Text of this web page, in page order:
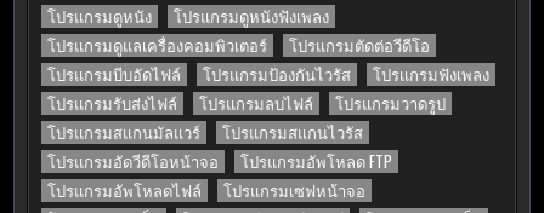
โปรแกรมดูหนัง
โปรแกรมดูหนังฟังเพลง
โปรแกรมดูแลเครื่องคอมพิวเตอร์
โปรแกรมตัดต่อวีดีโอ
โปรแกรมบีบอัดไฟล์
โปรแกรมป้องกันไวรัส
โปรแกรมฟังเพลง
โปรแกรมรับส่งไฟล์
โปรแกรมลบไฟล์
โปรแกรมวาดรูป
โปรแกรมสแกนมัลแวร์
โปรแกรมสแกนไวรัส
โปรแกรมอัดวีดีโอหน้าจอ
โปรแกรมอัพโหลด FTP
โปรแกรมอัพโหลดไฟล์
โปรแกรมเซฟหน้าจอ